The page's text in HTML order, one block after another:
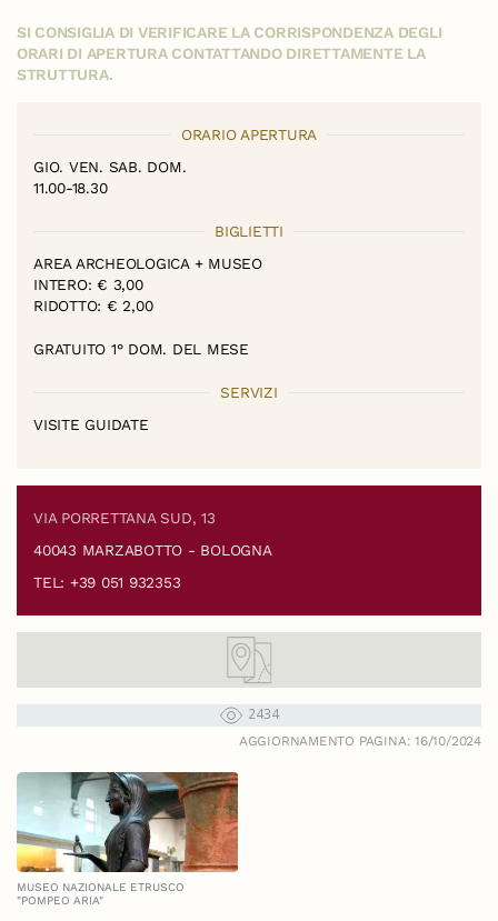
SI CONSIGLIA DI VERIFICARE LA CORRISPONDENZA DEGLI
ORARI DI APERTURA CONTATTANDO DIRETTAMENTE LA
STRUTTURA.
ORARIO APERTURA
GIO. VEN. SAB. DOM.
11.00-18.30
BIGLIETTI
AREA ARCHEOLOGICA + MUSEO
INTERO: € 3,00
RIDOTTO: € 2,00
GRATUITO 1° DOM. DEL MESE
SERVIZI
VISITE GUIDATE
VIA PORRETTANA SUD, 13
40043 MARZABOTTO - BOLOGNA
TEL: +39 051 932353
2434
AGGIORNAMENTO PAGINA: 16/10/2024
MUSEO NAZIONALE ETRUSCO
"POMPEO ARIA"